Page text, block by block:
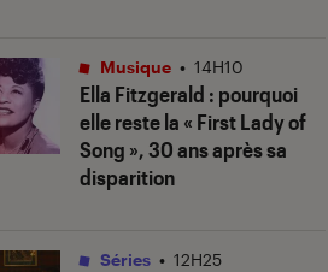
Ella Fitzgerald : pourquoi
elle reste la « First Lady of
Song », 30 ans après sa
disparition
Musique • 14H10
Séries • 12H25